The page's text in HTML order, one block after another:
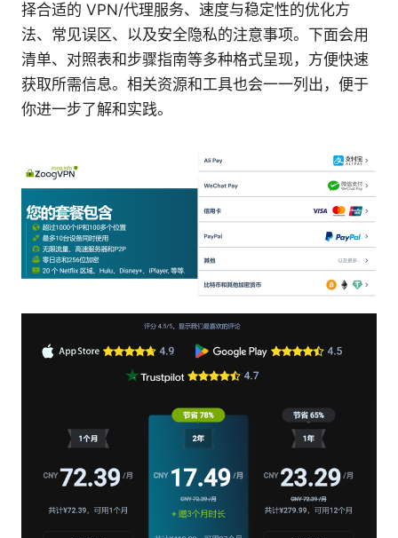
择合适的 VPN/代理服务、速度与稳定性的优化方
法、常见误区、以及安全隐私的注意事项。下面会用
清单、对照表和步骤指南等多种格式呈现，方便快速
获取所需信息。相关资源和工具也会一一列出，便于
你进一步了解和实践。